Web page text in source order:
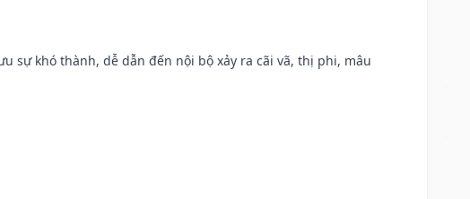
sự khó thành, dễ dẫn đến nội bộ xảy ra cãi vã, thị phi, mâu